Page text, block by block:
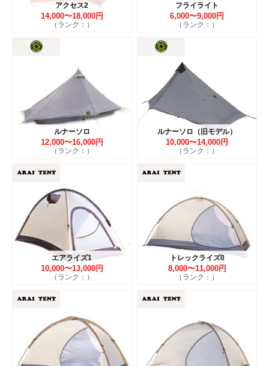
アクセス2
14,000〜18,000円
（ランク：）
フライライト
6,000〜9,000円
（ランク：）
ルナーソロ
12,000〜16,000円
（ランク：）
ルナーソロ（旧モデル）
10,000〜14,000円
（ランク：）
エアライズ1
10,000〜13,000円
（ランク：）
トレックライズ0
8,000〜11,000円
（ランク：）